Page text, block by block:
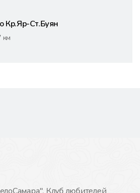
Кр.Яр-Ст.Буян
км
Клуб любителей